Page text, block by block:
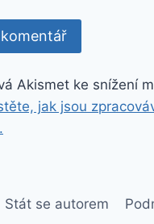
Akismet ke snížení
jak jsou
Stát se autorem